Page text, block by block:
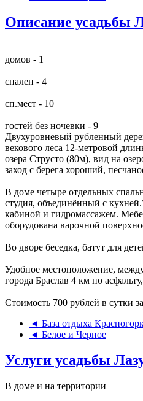
Описание усадьбы
домов - 1
спален - 4
сп.мест - 10
гостей без ночевки - 9
Двухуровневый рубленный
векового леса 12-метровой
озера Струсто (80м), вид на
заход с берега хороший,
В доме четыре отдельных
студия, объединённый с
кабиной и гидромассажем.
оборудована варочной
Во дворе беседка, батут для
Удобное местоположение,
города Браслав 4 км по
Стоимость 700 рублей в сутки
◄ База отдыха
◄ Белое и Черное
Услуги усадьбы
В доме и на территории